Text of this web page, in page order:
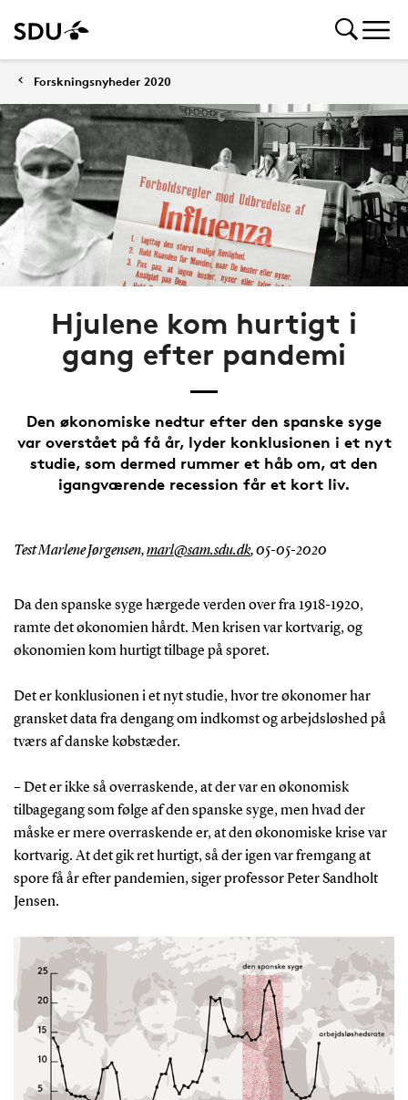
Forskningsnyheder 2020
Hjulene kom hurtigt i
gang efter pandemi
Den økonomiske nedtur efter den spanske syge
var overstået på få år, lyder konklusionen i et nyt
studie, som dermed rummer et håb om, at den
igangværende recession får et kort liv.
Test Marlene Jørgensen,marl@sam.sdu.dk,05-05-2020
Da den spanske syge hærgede verden over fra 1918-1920,
ramte det økonomien hårdt. Men krisen var kortvarig, og
økonomien kom hurtigt tilbage på sporet.
Det er konklusionen i et nyt studie, hvor tre økonomer har
gransket data fra dengang om indkomst og arbejdsløshed på
tværs af danske købstæder.
– Det er ikke så overraskende, at der var en økonomisk
tilbagegang som følge af den spanske syge, men hvad der
måske er mere overraskende er, at den økonomiske krise var
kortvarig. At det gik ret hurtigt, så der igen var fremgang at
spore få år efter pandemien, siger professor Peter Sandholt
Jensen.